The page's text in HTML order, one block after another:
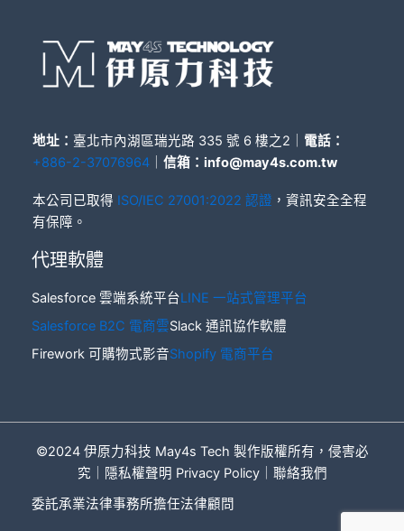
地址： 臺北市內湖區瑞光路 335 號 6 樓之2｜ 電話：
+886-2-37076964
信箱： info@may4s.com.tw
本公司已取得 ISO/IEC 27001:2022 認證 ，資訊安全全程
有保障。
代理軟體
Salesforce 雲端系統平台LINE 一站式管理平台
Salesforce B2C 電商雲Slack 通訊協作軟體
Firework 可購物式影音Shopify 電商平台
©2024 伊原力科技 May4s Tech 製作版權所有，侵害必
究｜
隱私權聲明 Privacy Policy｜ 聯絡我們
委託承業法律事務所擔任法律顧問